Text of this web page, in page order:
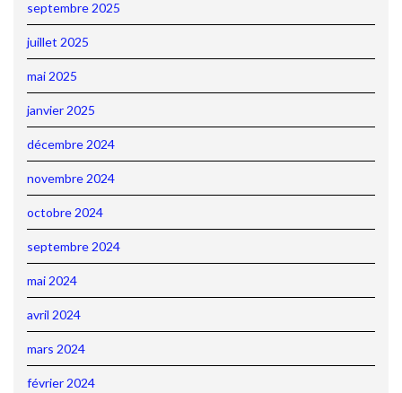
septembre 2025
juillet 2025
mai 2025
janvier 2025
décembre 2024
novembre 2024
octobre 2024
septembre 2024
mai 2024
avril 2024
mars 2024
février 2024